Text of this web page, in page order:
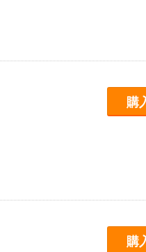
購
購